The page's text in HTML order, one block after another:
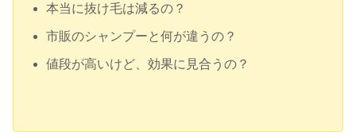
本当に抜け毛は減るの？
市販のシャンプーと何が違うの？
値段が高いけど、効果に見合うの？